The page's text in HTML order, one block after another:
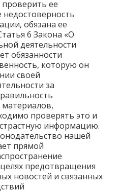
ее
обязана ее
6 Закона «О
деятельности
обязанности
которую он
своей
за
проверять это и
информацию.
нашей
прямой
предотвращения
новостей и связанных